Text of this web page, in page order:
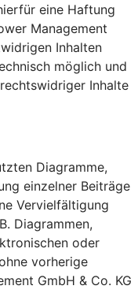
eine Haftung
Management
Inhalten
möglich und
Inhalte
Diagramme,
einzelner Beiträge
Vervielfältigung
Diagrammen,
oder
vorherige
GmbH & Co. KG